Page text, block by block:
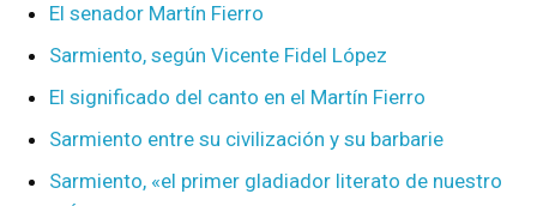
El senador Martín Fierro
Sarmiento, según Vicente Fidel López
El significado del canto en el Martín Fierro
Sarmiento entre su civilización y su barbarie
Sarmiento, «el primer gladiador literato de nuestro